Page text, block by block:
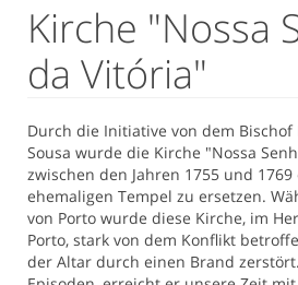
Kirche "Nossa
da Vitória"
Durch die Initiative von dem Bischof
Sousa wurde die Kirche "Nossa
zwischen den Jahren 1755 und
ehemaligen Tempel zu ersetzen.
von Porto wurde diese Kirche, im
Porto, stark von dem Konflikt
der Altar durch einen Brand